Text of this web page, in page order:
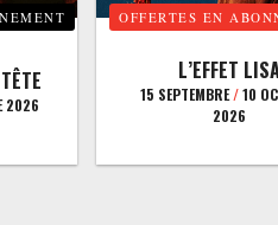
2026
OFFERTES EN
L’EFFET
15 SEPTEMBRE/10
2026